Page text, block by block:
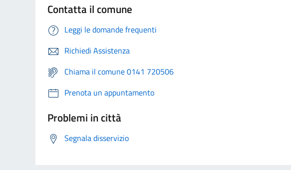
Contatta il comune
Leggi le domande frequenti
Richiedi Assistenza
Chiama il comune 0141 720506
Prenota un appuntamento
Problemi in città
Segnala disservizio